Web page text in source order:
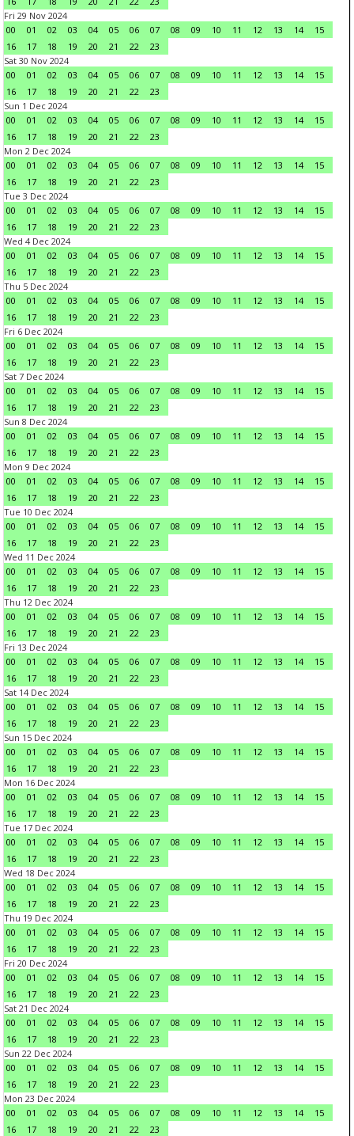
Fri 29 Nov 2024
00
01 02 03 04 05 06 07 08 09 10 11 12 13 14
15
16
17 18 19 20 21 22
23
Sat 30 Nov 2024
00
01 02 03 04 05 06 07 08 09 10 11 12 13 14
15
16
17 18 19 20 21 22
23
Sun 1 Dec 2024
00
01 02 03 04 05 06 07 08 09 10 11 12 13 14
15
16
17 18 19 20 21 22
23
Mon 2 Dec 2024
00
01 02 03 04 05 06 07 08 09 10 11 12 13 14
15
16
17 18 19 20 21 22
23
Tue 3 Dec 2024
00
01 02 03 04 05 06 07 08 09 10 11 12 13 14
15
16
17 18 19 20 21 22
23
Wed 4 Dec 2024
00
01 02 03 04 05 06 07 08 09 10 11 12 13 14
15
16
17 18 19 20 21 22
23
Thu 5 Dec 2024
00
01 02 03 04 05 06 07 08 09 10 11 12 13 14
15
16
17 18 19 20 21 22
23
Fri 6 Dec 2024
00
01 02 03 04 05 06 07 08 09 10 11 12 13 14
15
16
17 18 19 20 21 22
23
Sat 7 Dec 2024
00
01 02 03 04 05 06 07 08 09 10 11 12 13 14
15
16
17 18 19 20 21 22
23
Sun 8 Dec 2024
00
01 02 03 04 05 06 07 08 09 10 11 12 13 14
15
16
17 18 19 20 21 22
23
Mon 9 Dec 2024
00
01 02 03 04 05 06 07 08 09 10 11 12 13 14
15
16
17 18 19 20 21 22
23
Tue 10 Dec 2024
00
01 02 03 04 05 06 07 08 09 10 11 12 13 14
15
16
17 18 19 20 21 22
23
Wed 11 Dec 2024
00
01 02 03 04 05 06 07 08 09 10 11 12 13 14
15
16
17 18 19 20 21 22
23
Thu 12 Dec 2024
00
01 02 03 04 05 06 07 08 09 10 11 12 13 14
15
16
17 18 19 20 21 22
23
Fri 13 Dec 2024
00
01 02 03 04 05 06 07 08 09 10 11 12 13 14
15
16
17 18 19 20 21 22
23
Sat 14 Dec 2024
00
01 02 03 04 05 06 07 08 09 10 11 12 13 14
15
16
17 18 19 20 21 22
23
Sun 15 Dec 2024
00
01 02 03 04 05 06 07 08 09 10 11 12 13 14
15
16
17 18 19 20 21 22
23
Mon 16 Dec 2024
00
01 02 03 04 05 06 07 08 09 10 11 12 13 14
15
16
17 18 19 20 21 22
23
Tue 17 Dec 2024
00
01 02 03 04 05 06 07 08 09 10 11 12 13 14
15
16
17 18 19 20 21 22
23
Wed 18 Dec 2024
00
01 02 03 04 05 06 07 08 09 10 11 12 13 14
15
16
17 18 19 20 21 22
23
Thu 19 Dec 2024
00
01 02 03 04 05 06 07 08 09 10 11 12 13 14
15
16
17 18 19 20 21 22
23
Fri 20 Dec 2024
00
01 02 03 04 05 06 07 08 09 10 11 12 13 14
15
16
17 18 19 20 21 22
23
Sat 21 Dec 2024
00
01 02 03 04 05 06 07 08 09 10 11 12 13 14
15
16
17 18 19 20 21 22
23
Sun 22 Dec 2024
00
01 02 03 04 05 06 07 08 09 10 11 12 13 14
15
16
17 18 19 20 21 22
23
Mon 23 Dec 2024
00
01 02 03 04 05 06 07 08 09 10 11 12 13 14
15
16
17 18 19 20 21 22 23